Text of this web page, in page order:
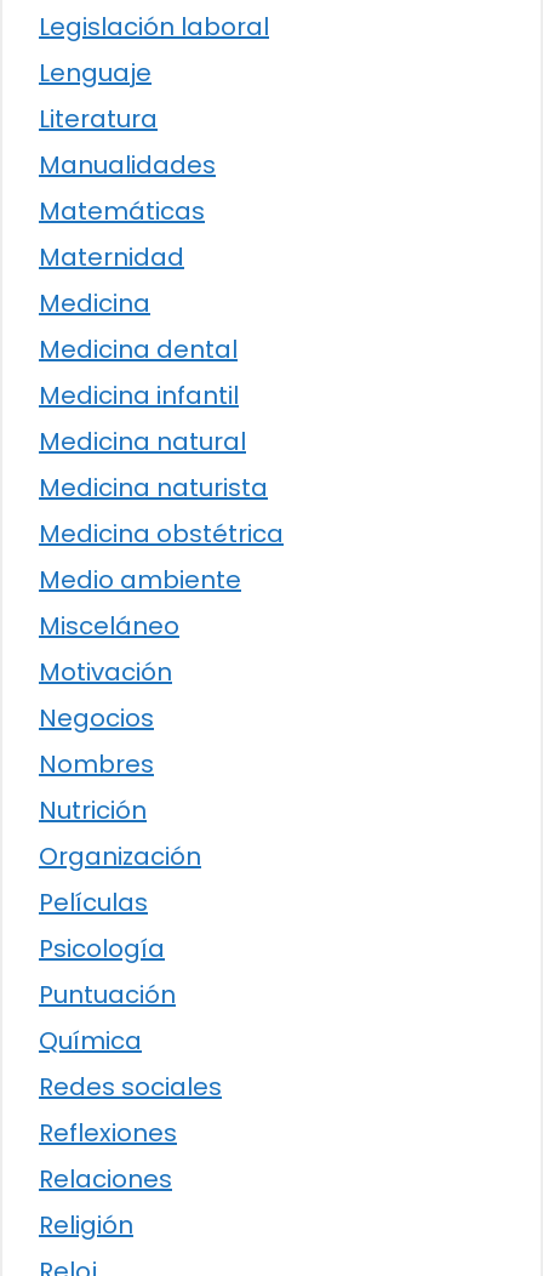
Legislación laboral
Lenguaje
Literatura
Manualidades
Matemáticas
Maternidad
Medicina
Medicina dental
Medicina infantil
Medicina natural
Medicina naturista
Medicina obstétrica
Medio ambiente
Misceláneo
Motivación
Negocios
Nombres
Nutrición
Organización
Películas
Psicología
Puntuación
Química
Redes sociales
Reflexiones
Relaciones
Religión